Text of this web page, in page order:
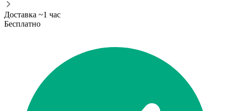
Доставка ~1 час
Бесплатно